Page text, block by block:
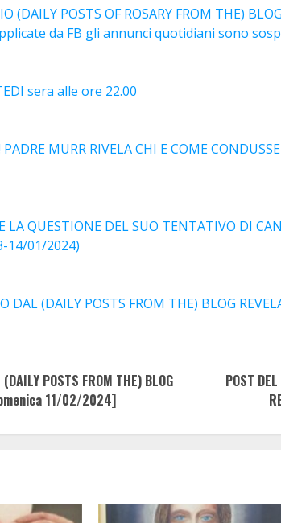
(DAILY POSTS OF ROSARY FROM THE)
da FB gli annunci quotidiani sono
sera alle ore 22.00
MURR RIVELA CHI E COME
LA QUESTIONE DEL SUO TENTATIVO DI
14/01/2024)
DAL (DAILY POSTS FROM THE) BLOG
POSTS FROM THE) BLOG
11/02/2024]
POST